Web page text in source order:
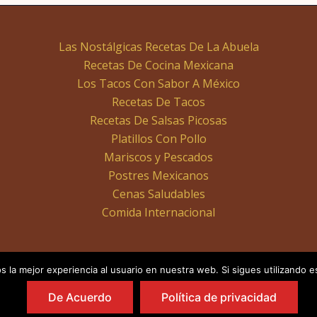
Las Nostálgicas Recetas De La Abuela
Recetas De Cocina Mexicana
Los Tacos Con Sabor A México
Recetas De Tacos
Recetas De Salsas Picosas
Platillos Con Pollo
Mariscos y Pescados
Postres Mexicanos
Cenas Saludables
Comida Internacional
la mejor experiencia al usuario en nuestra web. Si sigues utilizando
De Acuerdo Política de privacidad